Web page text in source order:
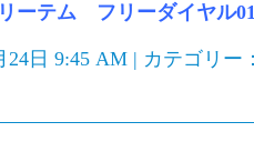
ーテム フリーダイヤル
24日 9:45 AM | カテゴリー